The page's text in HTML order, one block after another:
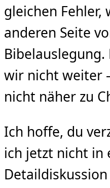
gleichen Fehler,
anderen Seite
wir nicht weiter
nicht näher zu
Ich hoffe, du
ich jetzt nicht in